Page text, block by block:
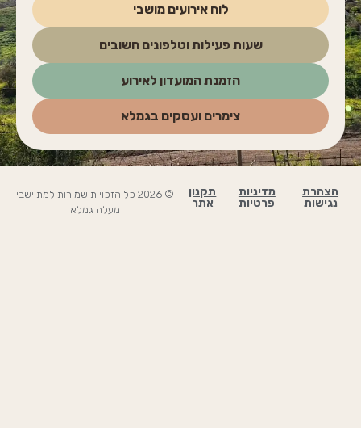
לוח אירועים מושבי
שעות פעילות וטלפונים חשובים
הזמנת המועדון לאירוע
צימרים ועסקים בגמלא
הצהרת
נגישות
מדיניות
פרטיות
תקנון
אתר
© 2026 כל הזכויות שמורות למתיישבי
מעלה גמלא